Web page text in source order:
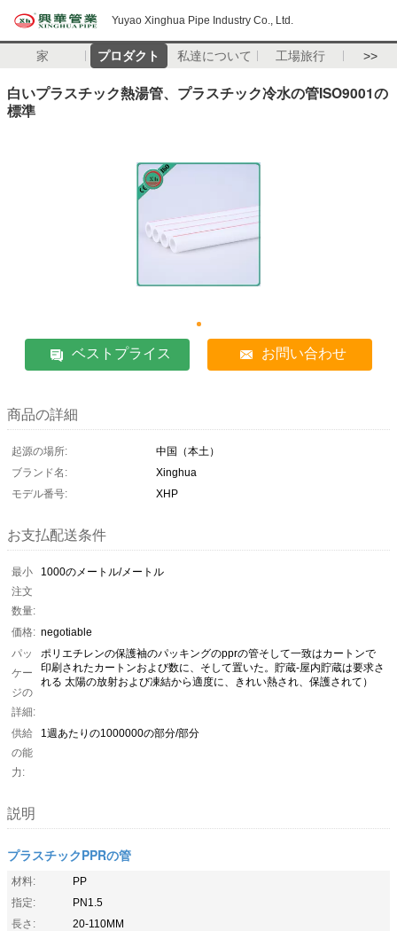
Yuyao Xinghua Pipe Industry Co., Ltd.
家 プロダクト 私達について 工場旅行 >>
白いプラスチック熱湯管、プラスチック冷水の管ISO9001の
標準
ベストプライス お問い合わせ
商品の詳細
起源の場所:
中国（本土）
ブランド名:
Xinghua
モデル番号:
XHP
お支払配送条件
最小
注文
数量:
1000のメートル/メートル
価格: negotiable
パッ
ケー
ジの
詳細:
ポリエチレンの保護袖のパッキングのpprの管そして一致はカートンで
印刷されたカートンおよび数に、そして置いた。貯蔵-屋内貯蔵は要求さ
れる 太陽の放射および凍結から適度に、きれい熱され、保護されて）
供給
の能
力:
1週あたりの1000000の部分/部分
説明
プラスチックPPRの管
材料:
PP
指定:
PN1.5
長さ:
20-110MM